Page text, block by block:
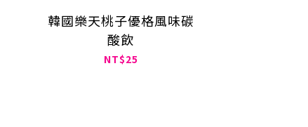
韓國樂天桃子優格風味碳
酸飲
NT$25